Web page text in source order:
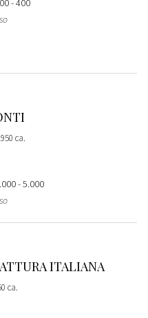
- 400
ca.
- 5.000
ITALIANA
ca.